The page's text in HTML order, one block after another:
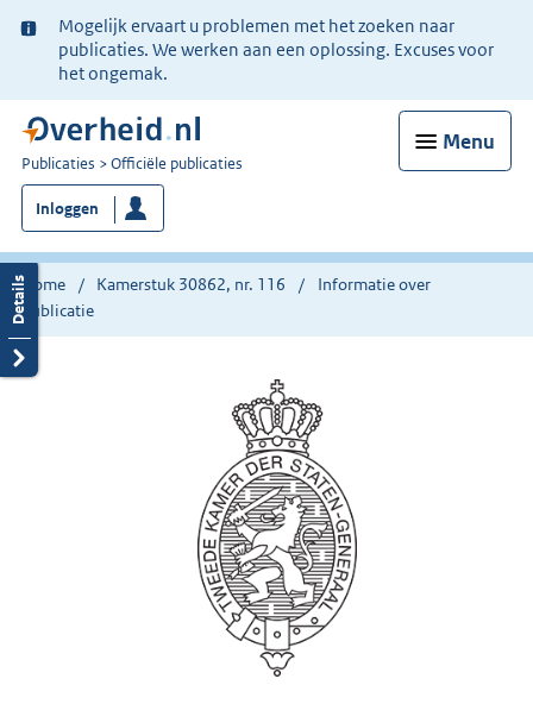
Ter
informatie:
Mogelijk ervaart u problemen met het zoeken naar
publicaties. We werken aan een oplossing. Excuses voor
het ongemak.
Menu
U
bent
nu
hier:
Publicaties Officiële publicaties
Inloggen
Home Kamerstuk 30862, nr. 116
Informatie over
publicatie